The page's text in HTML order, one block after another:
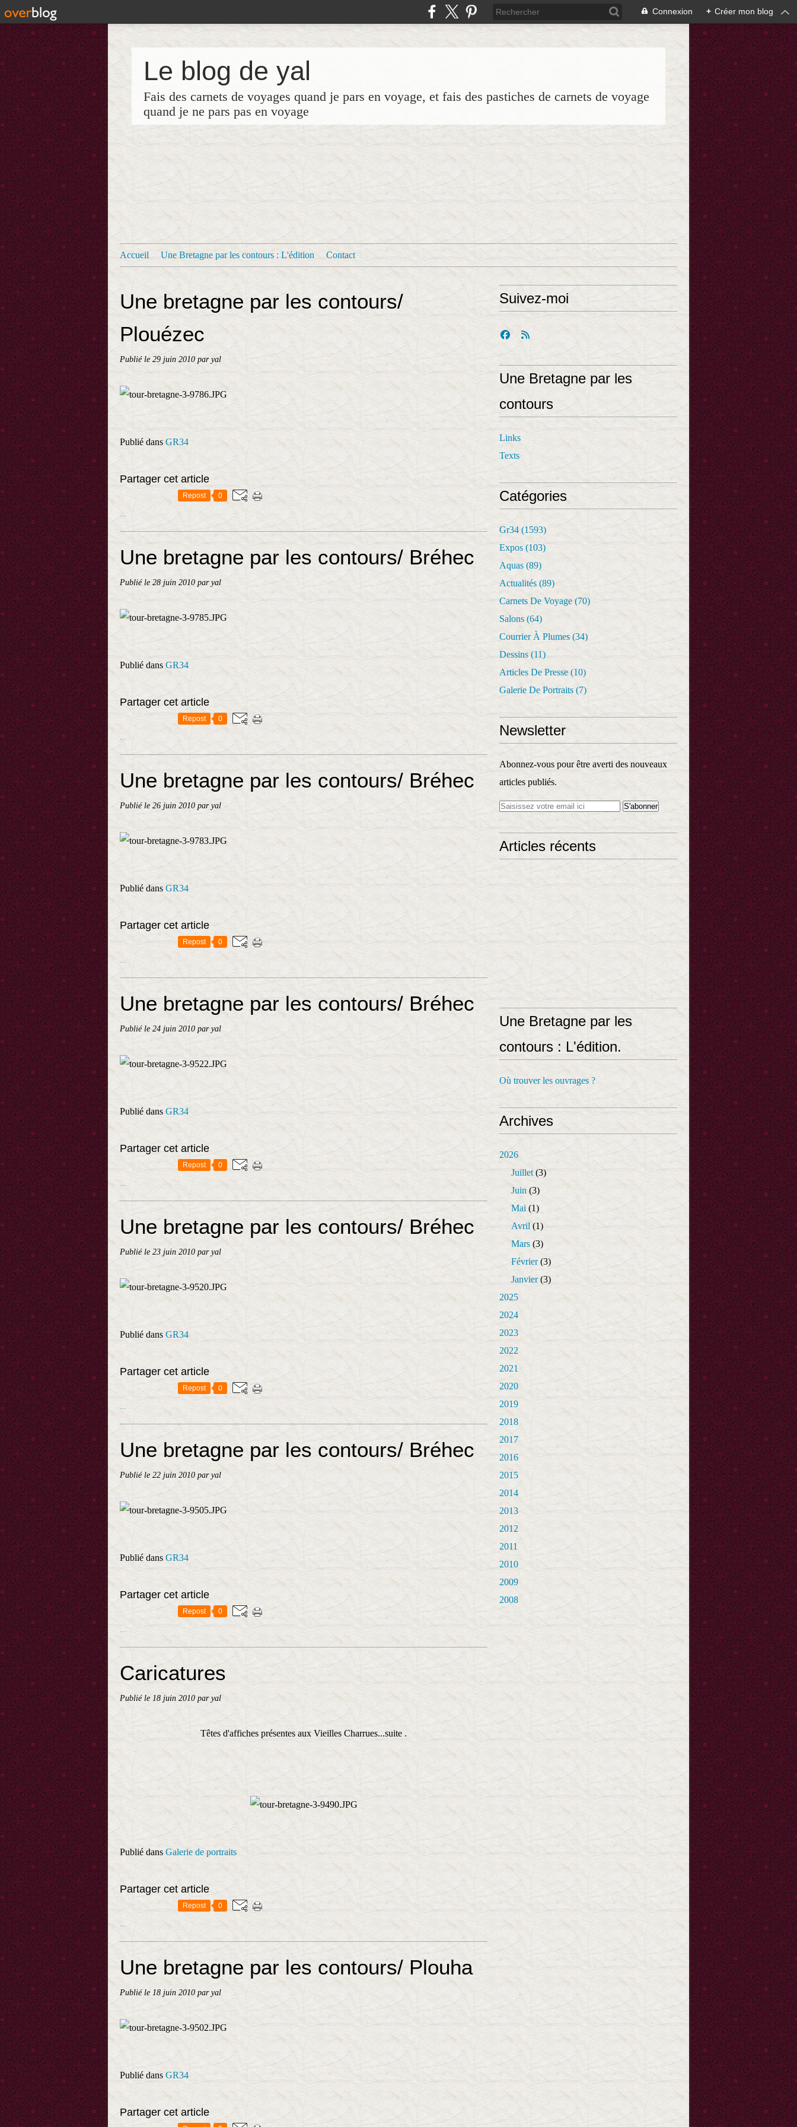
Connexion + Créer mon blog
Le blog de yal
Fais des carnets de voyages quand je pars en voyage, et fais des pastiches de carnets de voyage
quand je ne pars pas en voyage
Accueil Une Bretagne par les contours : L'édition Contact
Une bretagne par les contours/
Plouézec
Publié le 29 juin 2010 par yal
Publié dans GR34
Partager cet article
Repost 0
Une bretagne par les contours/ Bréhec
Publié le 28 juin 2010 par yal
Publié dans GR34
Partager cet article
Repost 0
Une bretagne par les contours/ Bréhec
Publié le 26 juin 2010 par yal
Publié dans GR34
Partager cet article
Repost 0
Une bretagne par les contours/ Bréhec
Publié le 24 juin 2010 par yal
Publié dans GR34
Partager cet article
Repost 0
Une bretagne par les contours/ Bréhec
Publié le 23 juin 2010 par yal
Publié dans GR34
Partager cet article
Repost 0
Une bretagne par les contours/ Bréhec
Publié le 22 juin 2010 par yal
Publié dans GR34
Partager cet article
Repost 0
Caricatures
Publié le 18 juin 2010 par yal
Têtes d'affiches présentes aux Vieilles Charrues...suite .
Publié dans Galerie de portraits
Partager cet article
Repost 0
Une bretagne par les contours/ Plouha
Publié le 18 juin 2010 par yal
Publié dans GR34
Partager cet article
Suivez-moi
Une Bretagne par les
contours
Links
Texts
Catégories
Gr34 (1593)
Expos (103)
Aquas (89)
Actualités (89)
Carnets De Voyage (70)
Salons (64)
Courrier À Plumes (34)
Dessins (11)
Articles De Presse (10)
Galerie De Portraits (7)
Newsletter
Abonnez-vous pour être averti des nouveaux
articles publiés.
Articles récents
Une Bretagne par les
contours : L'édition.
Où trouver les ouvrages ?
Archives
2026
Juillet (3)
Juin (3)
Mai (1)
Avril (1)
Mars (3)
Février(3)
Janvier(3)
2025
2024
2023
2022
2021
2020
2019
2018
2017
2016
2015
2014
2013
2012
2011
2010
2009
2008